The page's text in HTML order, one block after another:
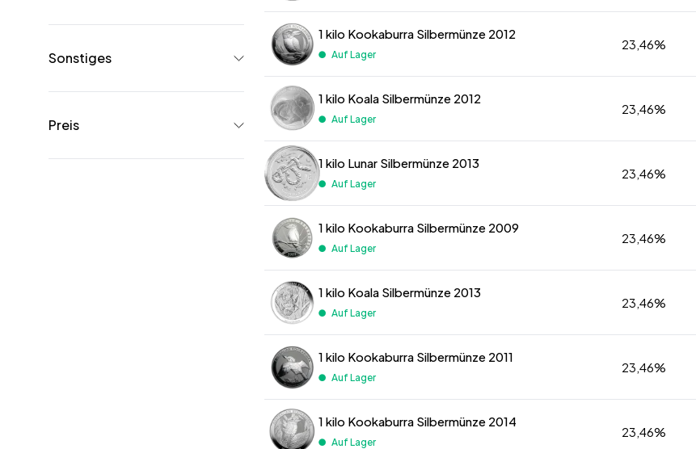
Sonstiges
Preis
1 kilo Kookaburra Silbermünze 2012
Auf Lager
23,46%
1 kilo Koala Silbermünze 2012
Auf Lager
23,46%
1 kilo Lunar Silbermünze 2013
Auf Lager
23,46%
1 kilo Kookaburra Silbermünze 2009
Auf Lager
23,46%
1 kilo Koala Silbermünze 2013
Auf Lager
23,46%
1 kilo Kookaburra Silbermünze 2011
Auf Lager
23,46%
1 kilo Kookaburra Silbermünze 2014
Auf Lager
23,46%